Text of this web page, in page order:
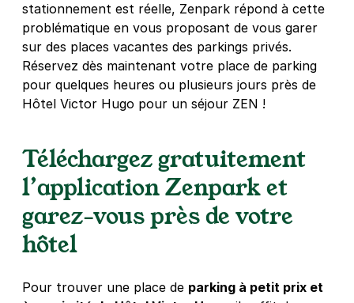
stationnement est réelle, Zenpark répond à cette
problématique en vous proposant de vous garer
sur des places vacantes des parkings privés.
Réservez dès maintenant votre place de parking
pour quelques heures ou plusieurs jours près de
Hôtel Victor Hugo pour un séjour ZEN !
Téléchargez gratuitement
l’application Zenpark et
garez-vous près de votre
hôtel
Pour trouver une place de parking à petit prix et